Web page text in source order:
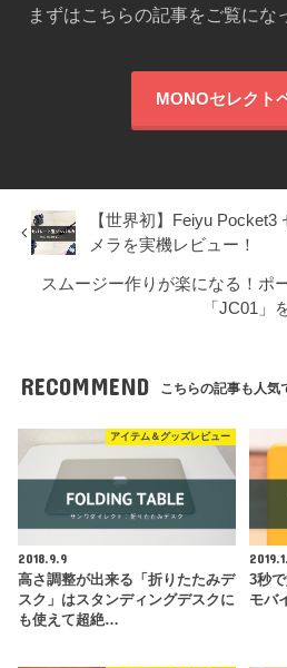
まずはこちらの記事をご覧にな
MONOセレクト
【世界初】Feiyu
メラを実機レビュー！
スムージー作りが楽になる！ポ
「JC01」
RECOMMEND こちらの記事も人気
アイテム＆グッズレビュー
2018.9.9
高さ調整が出来る「折りたたみデ
スク」はスタンディングデスクに
も使えて超絶…
3秒
モバ